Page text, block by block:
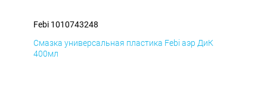
Febi 1010743248
Смазка универсальная пластика Febi аэр ДиК
400мл